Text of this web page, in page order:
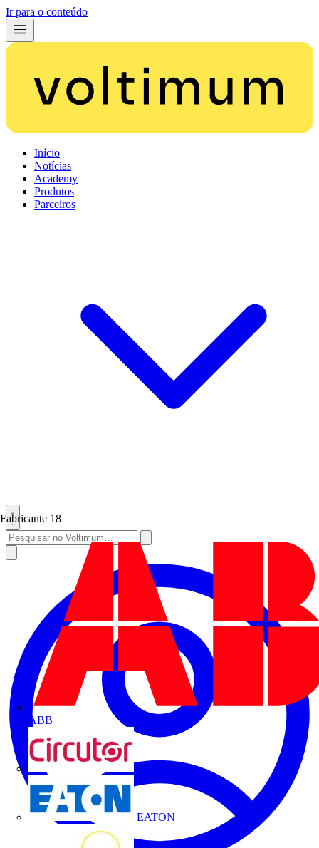
Ir para o conteúdo
Início
Notícias
Academy
Produtos
Parceiros
Fabricante 18
ABB
CIRCUTOR
EATON